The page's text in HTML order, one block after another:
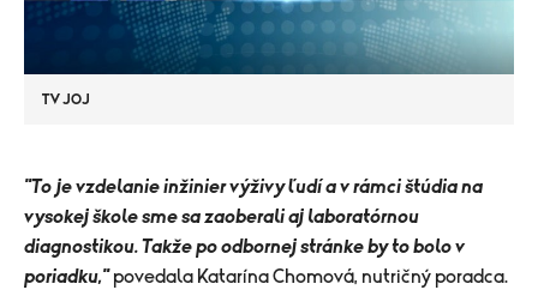
TV JOJ
"To je vzdelanie inžinier výživy ľudí a v rámci štúdia na
vysokej škole sme sa zaoberali aj laboratórnou
diagnostikou. Takže po odbornej stránke by to bolo v
poriadku,"povedala Katarína Chomová, nutričný poradca.